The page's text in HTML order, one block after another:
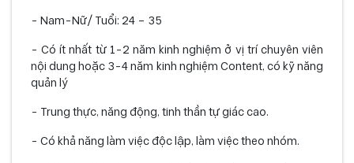
- Nam-Nữ/ Tuổi: 24 – 35
- Có ít nhất từ 1-2 năm kinh nghiệm ở vị trí chuyên viên
nội dung hoặc 3-4 năm kinh nghiệm Content, có kỹ năng
quản lý
- Trung thực, năng động, tinh thần tự giác cao.
- Có khả năng làm việc độc lập, làm việc theo nhóm.